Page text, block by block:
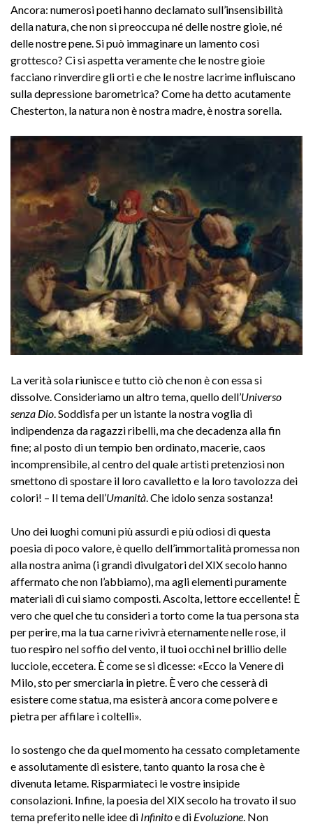
Ancora: numerosi poeti hanno declamato sull’insensibilità
della natura, che non si preoccupa né delle nostre gioie, né
delle nostre pene. Si può immaginare un lamento così
grottesco? Ci si aspetta veramente che le nostre gioie
facciano rinverdire gli orti e che le nostre lacrime influiscano
sulla depressione barometrica? Come ha detto acutamente
Chesterton, la natura non è nostra madre, è nostra sorella.
La verità sola riunisce e tutto ciò che non è con essa si
dissolve. Consideriamo un altro tema, quello dell’Universo
senza Dio . Soddisfa per un istante la nostra voglia di
indipendenza da ragazzi ribelli, ma che decadenza alla fin
fine; al posto di un tempio ben ordinato, macerie, caos
incomprensibile, al centro del quale artisti pretenziosi non
smettono di spostare il loro cavalletto e la loro tavolozza dei
colori! – Il tema dell’Umanità . Che idolo senza sostanza!
Uno dei luoghi comuni più assurdi e più odiosi di questa
poesia di poco valore, è quello dell’immortalità promessa non
alla nostra anima (i grandi divulgatori del XIX secolo hanno
affermato che non l’abbiamo), ma agli elementi puramente
materiali di cui siamo composti. Ascolta, lettore eccellente! È
vero che quel che tu consideri a torto come la tua persona sta
per perire, ma la tua carne rivivrà eternamente nelle rose, il
tuo respiro nel soffio del vento, il tuoi occhi nel brillio delle
lucciole, eccetera. È come se si dicesse: «Ecco la Venere di
Milo, sto per smerciarla in pietre. È vero che cesserà di
esistere come statua, ma esisterà ancora come polvere e
pietra per affilare i coltelli».
Io sostengo che da quel momento ha cessato completamente
e assolutamente di esistere, tanto quanto la rosa che è
divenuta letame. Risparmiateci le vostre insipide
consolazioni. Infine, la poesia del XIX secolo ha trovato il suo
tema preferito nelle idee di Infinitoe di Evoluzione . Non